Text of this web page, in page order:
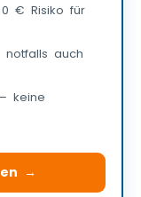
€ Risiko für
auch
– keine
→